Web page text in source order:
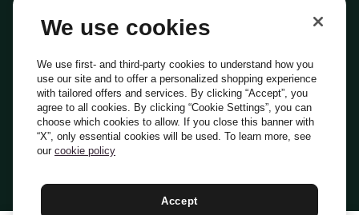
Everli Shoppers
About Us
Everli News
Domande frequenti
Lavora con noi
Diventa Shopper
Investitori
PrivacyCookiePreferenze Cookie
Termini e CondizioniCodice Etico
Indirizzo PEC: everli@pec.it - indirizzo DPO: dpo@everli.com
Italiano
We use cookies
We use first- and third-party cookies to understand how you
use our site and to offer a personalized shopping experience
with tailored offers and services. By clicking “Accept”, you
agree to all cookies. By clicking “Cookie Settings”, you can
choose which cookies to allow. If you close this banner with
“X”, only essential cookies will be used. To learn more, see
our cookie policy
Accept